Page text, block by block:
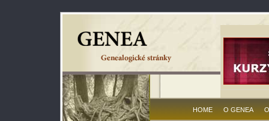
HOME O GENEA